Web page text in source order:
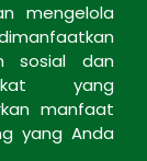
mengelola
sosial dan
yang
manfaat
yang Anda